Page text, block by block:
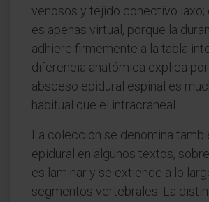
venosos y tejido conectivo laxo;
es apenas virtual, porque la
adhiere firmemente a la tabla
diferencia anatómica explica por
absceso epidural espinal es
habitual que el intracraneal.
La colección se denomina
epidural en algunos textos,
es laminar y se extiende a lo
segmentos vertebrales. La